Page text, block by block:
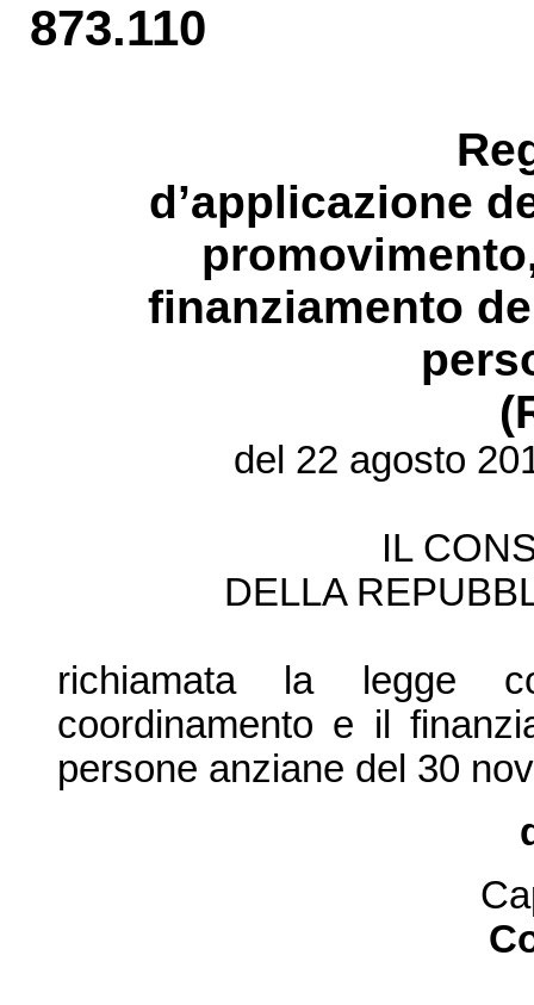
873.110
d’applicazione
finanziamento
del 22 agosto
IL
DELLA
richiamata la legge
coordinamento e il
persone anziane del 30